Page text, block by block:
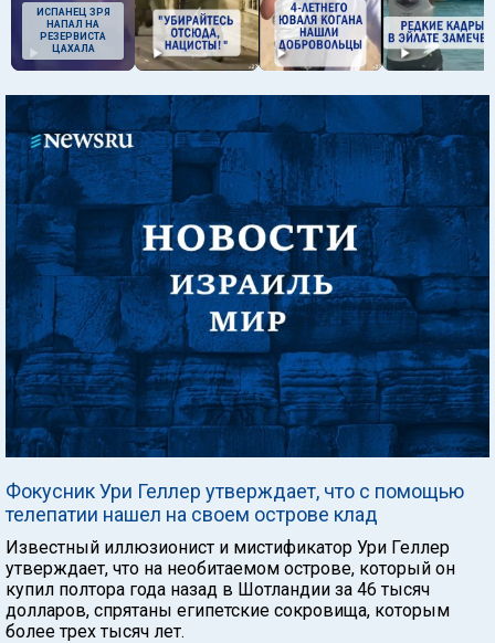
ИСПАНЕЦ ЗРЯ
НАПАЛ НА
РЕЗЕРВИСТА
ЦАХАЛА
Фокусник Ури Геллер утверждает, что с помощью
телепатии нашел на своем острове клад
Известный иллюзионист и мистификатор Ури Геллер
утверждает, что на необитаемом острове, который он
купил полтора года назад в Шотландии за 46 тысяч
долларов, спрятаны египетские сокровища, которым
более трех тысяч лет.